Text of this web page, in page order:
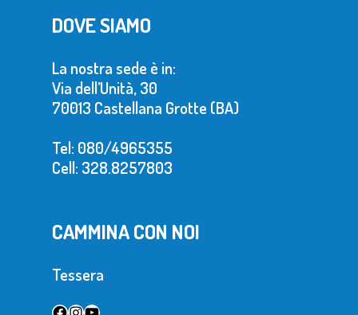
DOVE SIAMO
La nostra sede è in:
Via dell’Unità, 30
70013 Castellana Grotte (BA)
Tel: 080/4965355
Cell: 328.8257803
CAMMINA CON NOI
Tessera